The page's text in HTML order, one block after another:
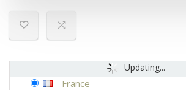
Updating...
France -